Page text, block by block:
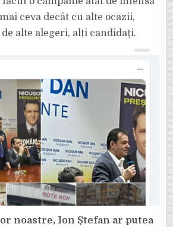
ceva decât cu alte ocazii,
de alte alegeri, alți candidați.
noastre, Ion Ștefan ar putea